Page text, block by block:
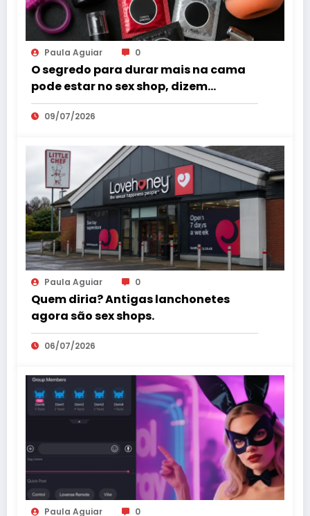
Paula Aguiar 0
O segredo para durar mais na cama
pode estar no sex shop, dizem
especialistas em saúde sexual
09/07/2026
Paula Aguiar 0
Quem diria? Antigas lanchonetes
agora são sex shops.
06/07/2026
Paula Aguiar 0